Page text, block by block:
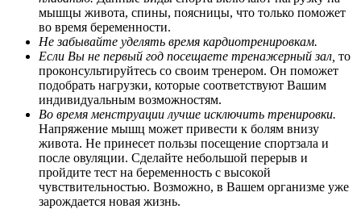
мышцы живота, спины, поясницы, что только поможет
во время беременности.
Не забывайте уделять время кардиотренировкам.
Если Вы не первый год посещаете тренажерный зал, то
проконсультируйтесь со своим тренером. Он поможет
подобрать нагрузки, которые соответствуют Вашим
индивидуальным возможностям.
Во время менструации лучше исключить тренировки.
Напряжение мышц может привести к болям внизу
живота. Не принесет пользы посещение спортзала и
после овуляции. Сделайте небольшой перерыв и
пройдите тест на беременность с высокой
чувствительностью. Возможно, в Вашем организме уже
зарождается новая жизнь.